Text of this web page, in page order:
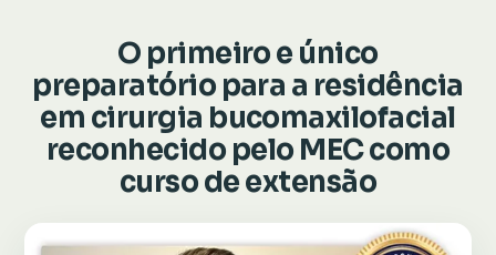
O primeiro e único
preparatório para a residência
em cirurgia bucomaxilofacial
reconhecido pelo MEC como
curso de extensão